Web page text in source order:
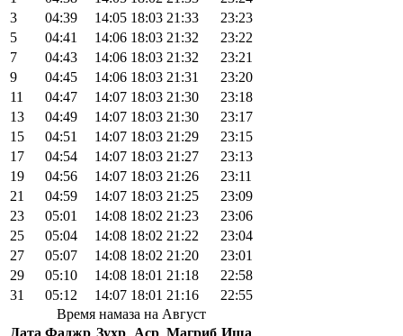
3
04:39 14:05 18:03 21:33
23:23
5
04:41 14:06 18:03 21:32
23:22
7
04:43 14:06 18:03 21:32
23:21
9
04:45 14:06 18:03 21:31
23:20
11
04:47 14:07 18:03 21:30
23:18
13
04:49 14:07 18:03 21:30
23:17
15
04:51 14:07 18:03 21:29
23:15
17
04:54 14:07 18:03 21:27
23:13
19
04:56 14:07 18:03 21:26
23:11
21
04:59 14:07 18:03 21:25
23:09
23
05:01 14:08 18:02 21:23
23:06
25
05:04 14:08 18:02 21:22
23:04
27
05:07 14:08 18:02 21:20
23:01
29
05:10 14:08 18:01 21:18
22:58
31
05:12 14:07 18:01 21:16
22:55
Время намаза на Август